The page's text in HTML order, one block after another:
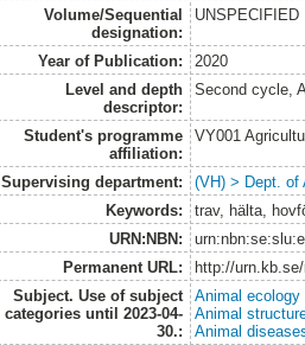
Volume/Sequential
designation:
UNSPECIFIED
Year of Publication:
2020
Level and depth
descriptor:
Second cycle,
Student's programme
affiliation:
VY001
Supervising department:
(VH) > Dept. of
Keywords:
trav, hälta,
URN:NBN:
Permanent URL:
http://
Subject. Use of subject
categories until 2023-04-
30.:
Animal ecology
Animal
Animal